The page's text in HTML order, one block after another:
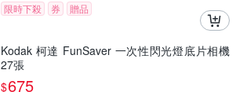
限時下殺 券 贈品
Kodak 柯達 FunSaver 一次性閃光燈底片相機
27張
$675